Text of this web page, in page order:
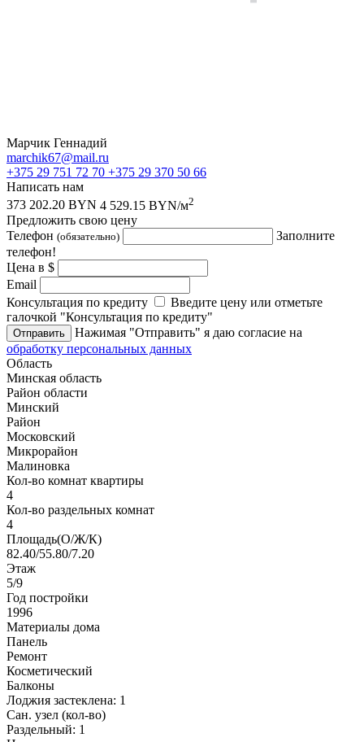
Марчик Геннадий
marchik67@mail.ru
+375 29 751 72 70 +375 29 370 50 66
Написать нам
373 202.20 BYN 4 529.15 BYN/м2
Предложить свою цену
Телефон (обязательно)
Заполните
телефон!
Цена в $
Email
Консультация по кредиту
Введите цену или отметьте
галочкой "Консультация по кредиту"
Отправить
Нажимая "Отправить" я даю согласие на
обработку персональных данных
Область
Минская область
Район области
Минский
Район
Московский
Микрорайон
Малиновка
Кол-во комнат квартиры
4
Кол-во раздельных комнат
4
Площадь(О/Ж/К)
82.40/55.80/7.20
Этаж
5/9
Год постройки
1996
Материалы дома
Панель
Ремонт
Косметический
Балконы
Лоджия застеклена: 1
Сан. узел (кол-во)
Раздельный: 1